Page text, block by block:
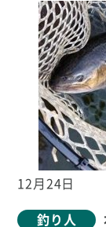
12月24日
釣り人